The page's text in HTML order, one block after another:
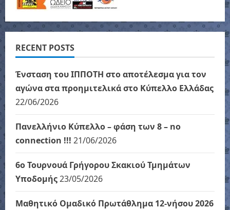
RECENT POSTS
Ένσταση του ΙΠΠΟΤΗ στο αποτέλεσμα για τον
αγώνα στα προημιτελικά στο Κύπελλο Ελλάδας
22/06/2026
Πανελλήνιο Κύπελλο – φάση των 8 – no
connection !!! 21/06/2026
6ο Τουρνουά Γρήγορου Σκακιού Τμημάτων
Υποδομής23/05/2026
Μαθητικό Ομαδικό Πρωτάθλημα 12-νήσου 2026